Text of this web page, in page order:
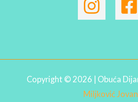
Copyright © 2026 | Obuća
Miljković Jovan